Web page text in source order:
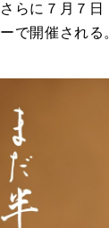
さらに７月７
ーで開催される